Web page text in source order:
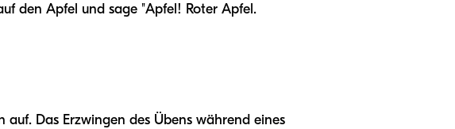
den Apfel und sage "Apfel! Roter Apfel.
Das Erzwingen des Übens während eines